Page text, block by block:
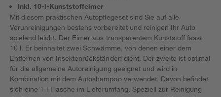
Inkl. 10-l-Kunststoffeimer
Mit diesem praktischen Autopflegeset sind Sie auf alle
Verunreinigungen bestens vorbereitet und reinigen Ihr Auto
spielend leicht. Der Eimer aus transparentem Kunststoff fasst
10 l. Er beinhaltet zwei Schwämme, von denen einer dem
Entfernen von Insektenrückständen dient. Der zweite ist optimal
für die allgemeine Autoreinigung geeignet und wird in
Kombination mit dem Autoshampoo verwendet. Davon befindet
sich eine 1-l-Flasche im Lieferumfang. Speziell zur Reinigung